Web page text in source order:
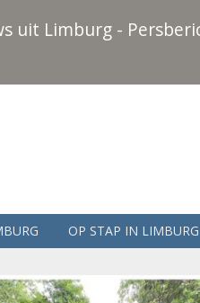
uit Limburg -
OP STAP IN LIMBURG